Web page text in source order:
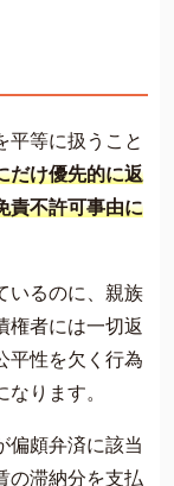
平等に扱うこと
だけ優先的に返
責不許可事由に
いるのに、親族
権者には一切返
平性を欠く行為
ります。
偏頗弁済に該当
の滞納分を支払